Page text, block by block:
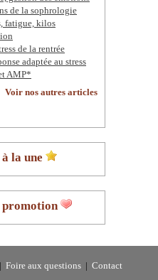
de la sophrologie
fatigue, kilos
de la rentrée
adaptée au stress
AMP*
Voir nos autres articles
la une
promotion
Foire aux questions
Contact